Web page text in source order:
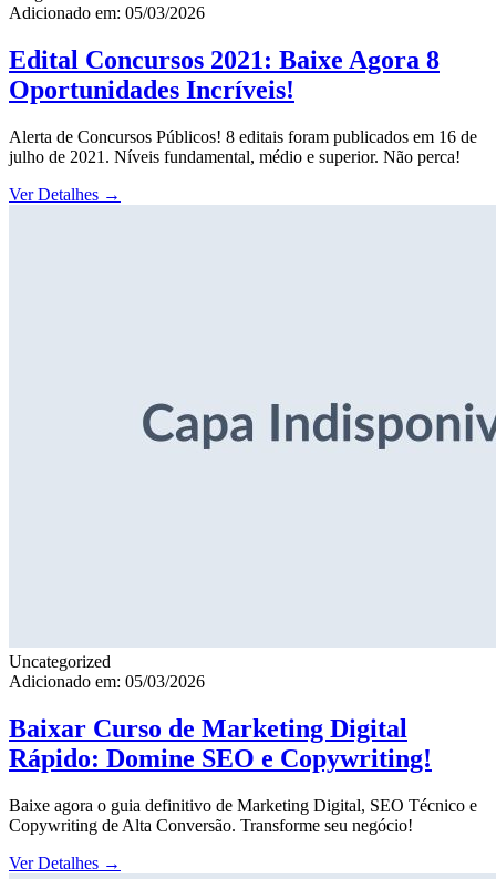
Adicionado em: 05/03/2026
Edital Concursos 2021: Baixe Agora 8
Oportunidades Incríveis!
Alerta de Concursos Públicos! 8 editais foram publicados em 16 de
julho de 2021. Níveis fundamental, médio e superior. Não perca!
Ver Detalhes →
Uncategorized
Adicionado em: 05/03/2026
Baixar Curso de Marketing Digital
Rápido: Domine SEO e Copywriting!
Baixe agora o guia definitivo de Marketing Digital, SEO Técnico e
Copywriting de Alta Conversão. Transforme seu negócio!
Ver Detalhes →